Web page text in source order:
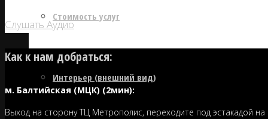
Стоимость услуг
Интерьер (внешний вид)
Слушать Аудио
Как к нам добраться:
м. Балтийская (МЦК) (2мин):
Выход на сторону ТЦ Метрополис, переходите под эстакадой